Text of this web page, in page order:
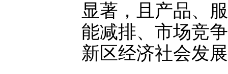
显著，且产品、
能减排、市场竞
新区经济社会发